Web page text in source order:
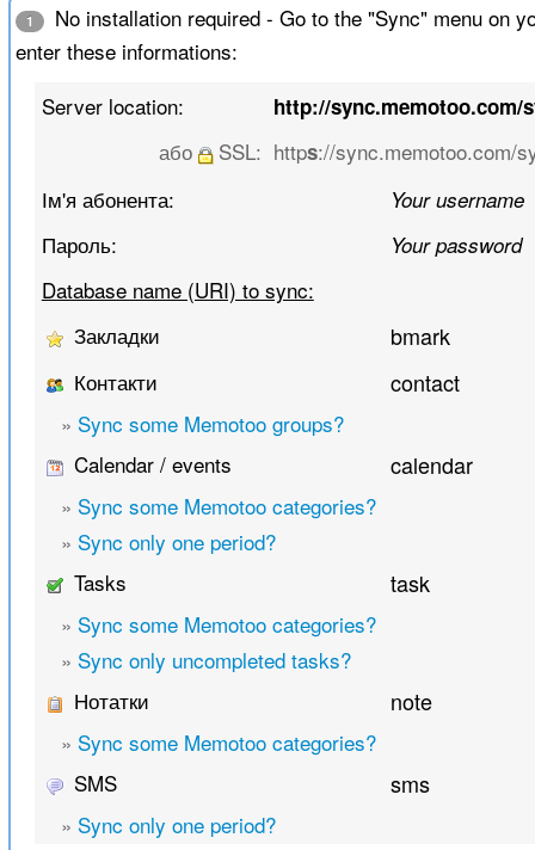
1
No installation required - Go to the "Sync" menu on
enter these informations:
Server location:
http://sync.memotoo.com/
або SSL: https://sync.memotoo.com/
Ім'я абонента:
Your username
Пароль: Your password
Database name (URI) to sync:
Закладки
bmark
Контакти contact
» Sync some Memotoo groups?
Calendar / events
calendar
» Sync some Memotoo categories?
» Sync only one period?
Tasks
task
» Sync some Memotoo categories?
» Sync only uncompleted tasks?
Нотатки
note
» Sync some Memotoo categories?
SMS
sms
» Sync only one period?